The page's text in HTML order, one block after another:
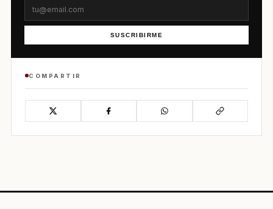
SUSCRIBIRME
COMPARTIR